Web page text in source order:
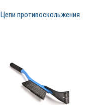
Цепи противоскольжения